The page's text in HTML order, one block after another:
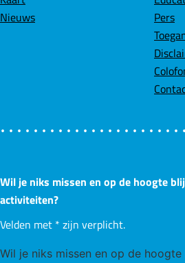
k
Nieuws
Pers
Wil je niks missen en op de hoogte
activiteiten?
Velden met * zijn verplicht.
Wil je niks missen en op de